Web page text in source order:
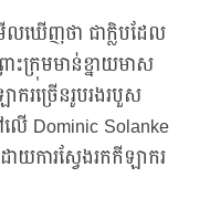
លឃើញថា ជាក្លិបដែល
ោះក្រុមមាន់ខ្នាយមាស
រច្រើនរូបរងរបួស
ើ Dominic Solanke
ោយការស្វែងរកកីឡាករ